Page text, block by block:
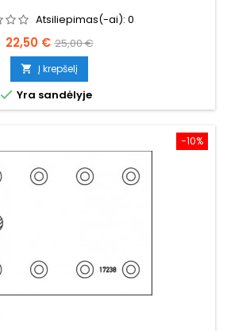
Atsiliepimas(-ai): 0
Kaina
22,50 € Bazinė
kaina
25,00 €
 Į krepšelį
 Yra sandėlyje
−10%